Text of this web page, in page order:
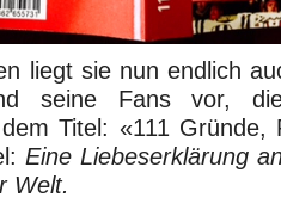
liegt sie nun endlich
seine Fans vor,
Titel: «111 Gründe,
Eine Liebeserklärung
Welt.